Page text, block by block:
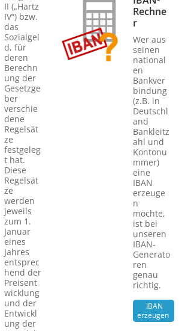
II („Hartz
IV“) bzw.
das
Sozialgel
d, für
deren
Berechn
ung der
Gesetzge
ber
verschie
dene
Regelsät
ze
festgeleg
t hat.
Diese
Regelsät
ze
werden
jeweils
zum 1.
Januar
eines
Jahres
entsprec
hend der
Preisent
wicklung
und der
Entwickl
ung der
Rechne
r
Wer aus
seinen
national
en
Bankver
bindung
(z.B. in
Deutschl
and
Bankleitz
ahl und
Kontonu
mmer)
eine
IBAN
erzeuge
n
möchte,
ist bei
unseren
IBAN-
Generato
ren
genau
richtig.
IBAN
erzeugen